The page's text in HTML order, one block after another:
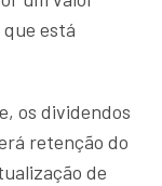
está
os dividendos
retenção do
de